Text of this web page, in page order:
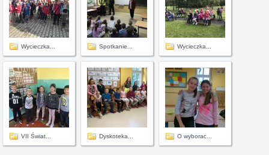
Wycieczka... Spotkanie... Wycieczka...
VII Świat... Dyskoteka... O wyborac...